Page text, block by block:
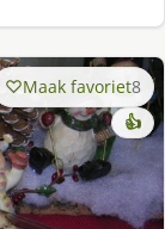
Maak favoriet8
👍